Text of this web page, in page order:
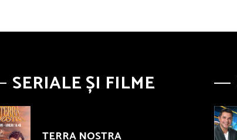
SERIALE ȘI FILME
TERRA NOSTRA